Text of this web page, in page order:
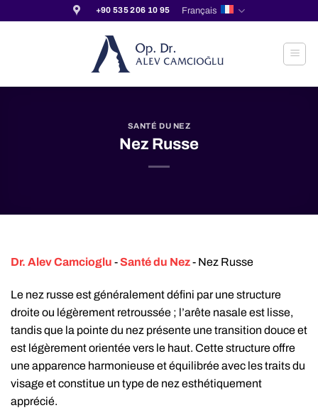
+90 535 206 10 95 Français
SANTÉ DU NEZ
Nez Russe
Dr. Alev Camcioglu -Santé du Nez- Nez Russe
Le nez russe est généralement défini par une structure
droite ou légèrement retroussée ; l’arête nasale est lisse,
tandis que la pointe du nez présente une transition douce et
est légèrement orientée vers le haut. Cette structure offre
une apparence harmonieuse et équilibrée avec les traits du
visage et constitue un type de nez esthétiquement
apprécié.